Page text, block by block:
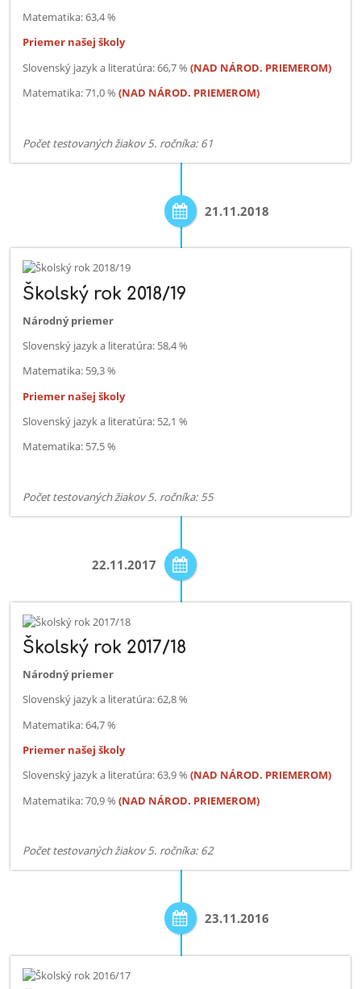
Matematika: 63,4 %
Priemer našej školy
Slovenský jazyk a literatúra: 66,7 %(NAD NÁROD. PRIEMEROM)
Matematika: 71,0 %(NAD NÁROD. PRIEMEROM)
Počet testovaných žiakov 5. ročníka: 61
21.11.2018
Školský rok 2018/19
Národný priemer
Slovenský jazyk a literatúra: 58,4 %
Matematika: 59,3 %
Priemer našej školy
Slovenský jazyk a literatúra: 52,1 %
Matematika: 57,5 %
Počet testovaných žiakov 5. ročníka: 55
22.11.2017
Školský rok 2017/18
Národný priemer
Slovenský jazyk a literatúra: 62,8 %
Matematika: 64,7 %
Priemer našej školy
Slovenský jazyk a literatúra: 63,9 %(NAD NÁROD. PRIEMEROM)
Matematika: 70,9 %(NAD NÁROD. PRIEMEROM)
Počet testovaných žiakov 5. ročníka: 62
23.11.2016